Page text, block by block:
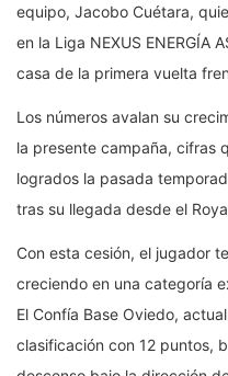
equipo, Jacobo Cuétara,
en la Liga NEXUS ENERGÍA
casa de la primera vuelta
Los números avalan su
la presente campaña, cifras
logrados la pasada
tras su llegada desde el
Con esta cesión, el jugador
creciendo en una categoría
El Confía Base Oviedo,
clasificación con 12 puntos,